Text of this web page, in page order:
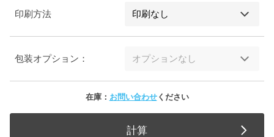
印刷方法
包装オプション：
在庫： お問い合わせください
計算